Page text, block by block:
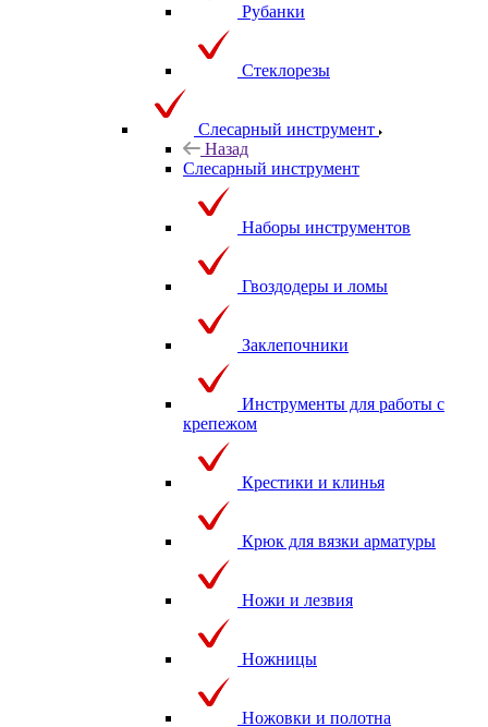
Рубанки
Стеклорезы
Слесарный инструмент
Назад
Слесарный инструмент
Наборы инструментов
Гвоздодеры и ломы
Заклепочники
Инструменты для работы с
крепежом
Крестики и клинья
Крюк для вязки арматуры
Ножи и лезвия
Ножницы
Ножовки и полотна